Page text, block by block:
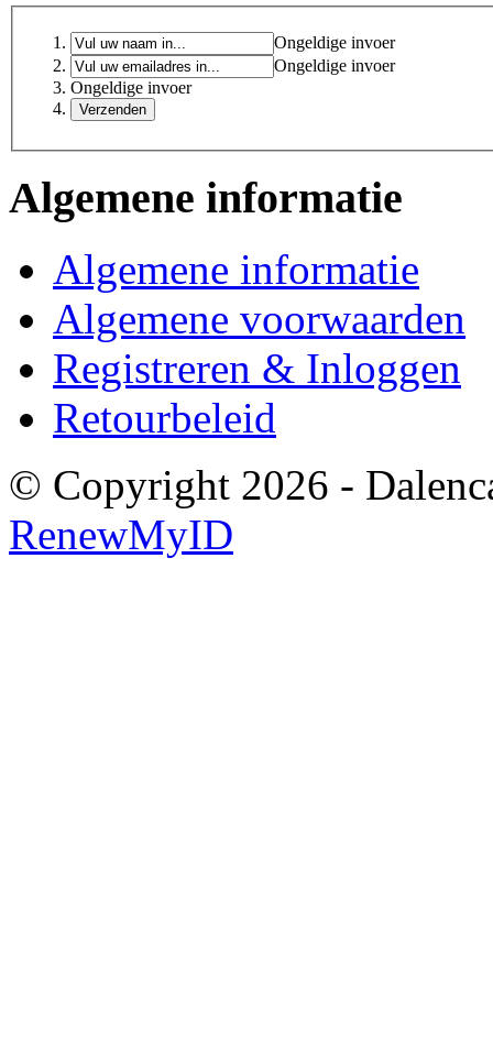
Ongeldige invoer
Ongeldige invoer
Ongeldige invoer
Algemene informatie
Algemene informatie
Algemene voorwaarden
Registreren & Inloggen
Retourbeleid
© Copyright 2026 -
RenewMyID